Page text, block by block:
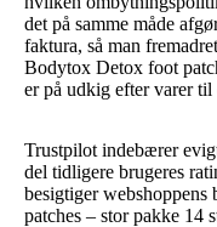
det på samme måde
faktura, så man
Bodytox Detox foot
er på udkig efter varer til
Trustpilot indebærer
del tidligere brugeres
besigtiger
patches – stor pakke 14